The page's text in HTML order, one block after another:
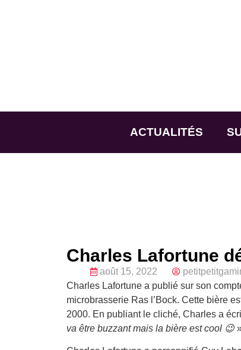
ACTUALITÉS
Charles Lafortune
août 15, 2022
Charles Lafortune a publié sur son
microbrasserie Ras l’Bock. Cette bière
2000. En publiant le cliché, Charles a
va être buzzant mais la bière est cool 😉